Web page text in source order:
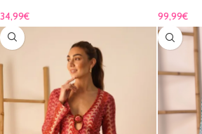
34,99€ 99,99€